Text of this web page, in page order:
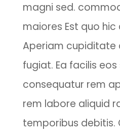
magni sed.
maiores Est quo
Aperiam cupiditate
fugiat. Ea facilis eos
consequatur rem
rem labore aliquid
temporibus debitis.